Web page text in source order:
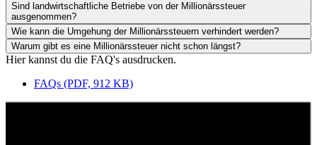
Sind landwirtschaftliche Betriebe von der Millionärssteuer
ausgenommen?
Wie kann die Umgehung der Millionärssteuern verhindert werden?
Warum gibt es eine Millionärssteuer nicht schon längst?
Hier kannst du die FAQ's ausdrucken.
FAQs (PDF, 912 KB)